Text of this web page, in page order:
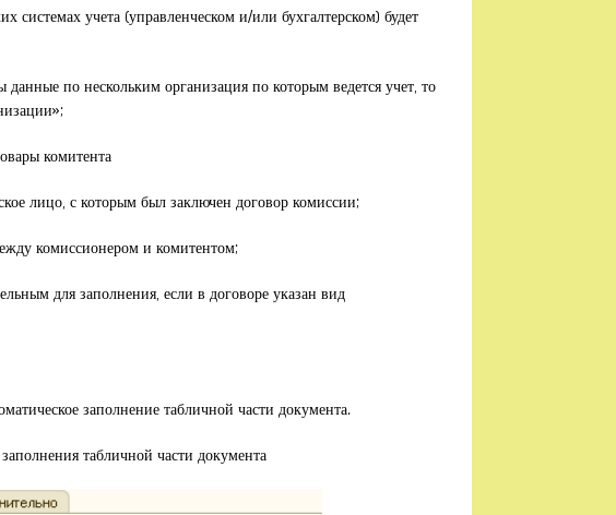
учета (управленческом и/или бухгалтерском) будет
по нескольким организация по которым ведется учет, то
комитента
лицо, с которым был заключен договор комиссии;
комиссионером и комитентом;
для заполнения, если в договоре указан вид
заполнение табличной части документа.
табличной части документа